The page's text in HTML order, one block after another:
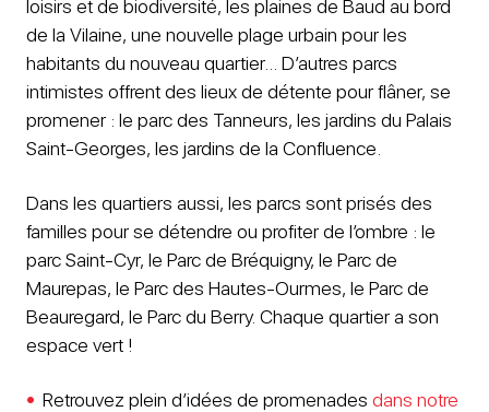
loisirs et de biodiversité, les plaines de Baud au bord
de la Vilaine, une nouvelle plage urbain pour les
habitants du nouveau quartier… D’autres parcs
intimistes offrent des lieux de détente pour flâner, se
promener : le parc des Tanneurs, les jardins du Palais
Saint-Georges, les jardins de la Confluence.
Dans les quartiers aussi, les parcs sont prisés des
familles pour se détendre ou profiter de l’ombre : le
parc Saint-Cyr, le Parc de Bréquigny, le Parc de
Maurepas, le Parc des Hautes-Ourmes, le Parc de
Beauregard, le Parc du Berry. Chaque quartier a son
espace vert !
Retrouvez plein d’idées de promenades dans notre